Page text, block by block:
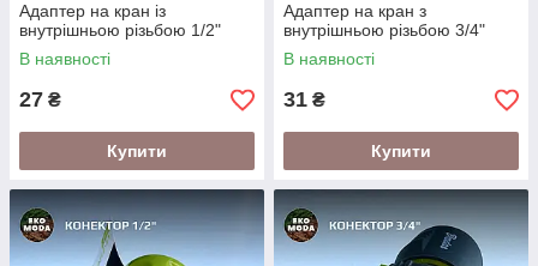
Адаптер на кран із
внутрішньою різьбою 1/2"
В наявності
27 ₴
Купити
Адаптер на кран з
внутрішньою різьбою 3/4"
В наявності
31 ₴
Купити